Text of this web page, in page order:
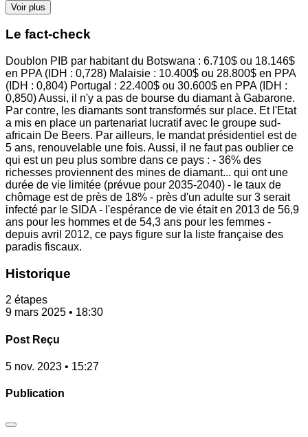
Voir plus
Le fact-check
Doublon PIB par habitant du Botswana : 6.710$ ou 18.146$
en PPA (IDH : 0,728) Malaisie : 10.400$ ou 28.800$ en PPA
(IDH : 0,804) Portugal : 22.400$ ou 30.600$ en PPA (IDH :
0,850) Aussi, il n'y a pas de bourse du diamant à Gabarone.
Par contre, les diamants sont transformés sur place. Et l'Etat
a mis en place un partenariat lucratif avec le groupe sud-
africain De Beers. Par ailleurs, le mandat présidentiel est de
5 ans, renouvelable une fois. Aussi, il ne faut pas oublier ce
qui est un peu plus sombre dans ce pays : - 36% des
richesses proviennent des mines de diamant... qui ont une
durée de vie limitée (prévue pour 2035-2040) - le taux de
chômage est de près de 18% - près d'un adulte sur 3 serait
infecté par le SIDA - l'espérance de vie était en 2013 de 56,9
ans pour les hommes et de 54,3 ans pour les femmes -
depuis avril 2012, ce pays figure sur la liste française des
paradis fiscaux.
Historique
2 étapes
9 mars 2025 • 18:30
Post Reçu
5 nov. 2023 • 15:27
Publication